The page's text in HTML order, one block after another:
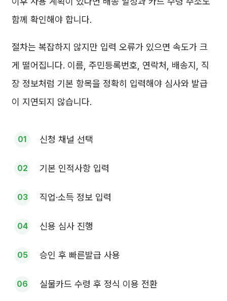
함께 확인해야 합니다.
절차는 복잡하지 않지만 입력 오류가 있으면 속도가 크
게 떨어집니다. 이름, 주민등록번호, 연락처, 배송지, 직
장 정보처럼 기본 항목을 정확히 입력해야 심사와 발급
이 지연되지 않습니다.
신청 채널 선택
기본 인적사항 입력
직업·소득 정보 입력
신용 심사 진행
승인 후 빠른발급 사용
실물카드 수령 후 정식 이용 전환